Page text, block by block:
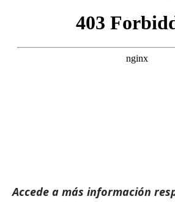
Accede a más información